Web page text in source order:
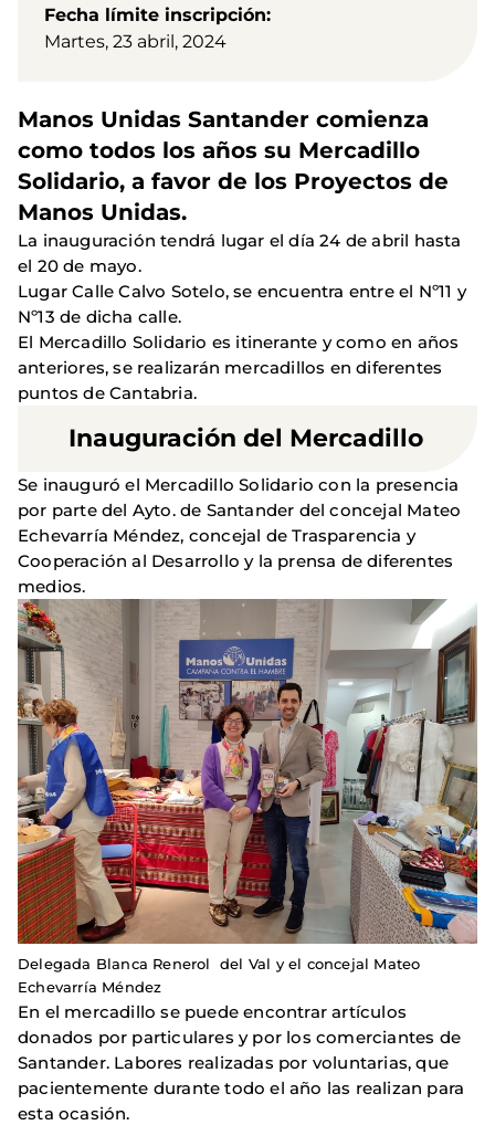
Fecha límite inscripción
Martes, 23 abril, 2024
Manos Unidas Santander comienza
como todos los años su Mercadillo
Solidario, a favor de los Proyectos de
Manos Unidas.
La inauguración tendrá lugar el día 24 de abril hasta
el 20 de mayo.
Lugar Calle Calvo Sotelo, se encuentra entre el Nº11 y
Nº13 de dicha calle.
El Mercadillo Solidario es itinerante y como en años
anteriores, se realizarán mercadillos en diferentes
puntos de Cantabria.
Inauguración del Mercadillo
Se inauguró el Mercadillo Solidario con la presencia
por parte del Ayto. de Santander del concejal Mateo
Echevarría Méndez, concejal de Trasparencia y
Cooperación al Desarrollo y la prensa de diferentes
medios.
Delegada Blanca Renerol del Val y el concejal Mateo
Echevarría Méndez
En el mercadillo se puede encontrar artículos
donados por particulares y por los comerciantes de
Santander. Labores realizadas por voluntarias, que
pacientemente durante todo el año las realizan para
esta ocasión.